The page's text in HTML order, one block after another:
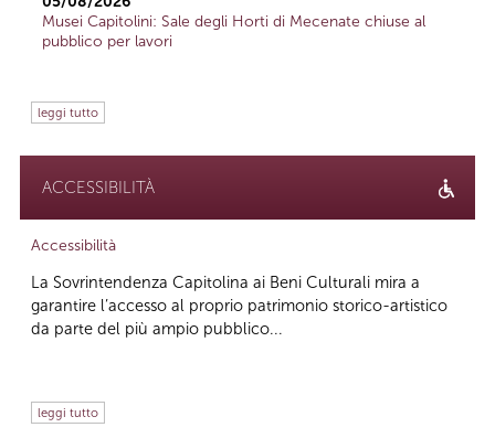
Musei Capitolini: Sale degli Horti di Mecenate chiuse al
pubblico per lavori
leggi tutto
ACCESSIBILITÀ
Accessibilità
La Sovrintendenza Capitolina ai Beni Culturali mira a
garantire l’accesso al proprio patrimonio storico-artistico
da parte del più ampio pubblico...
leggi tutto